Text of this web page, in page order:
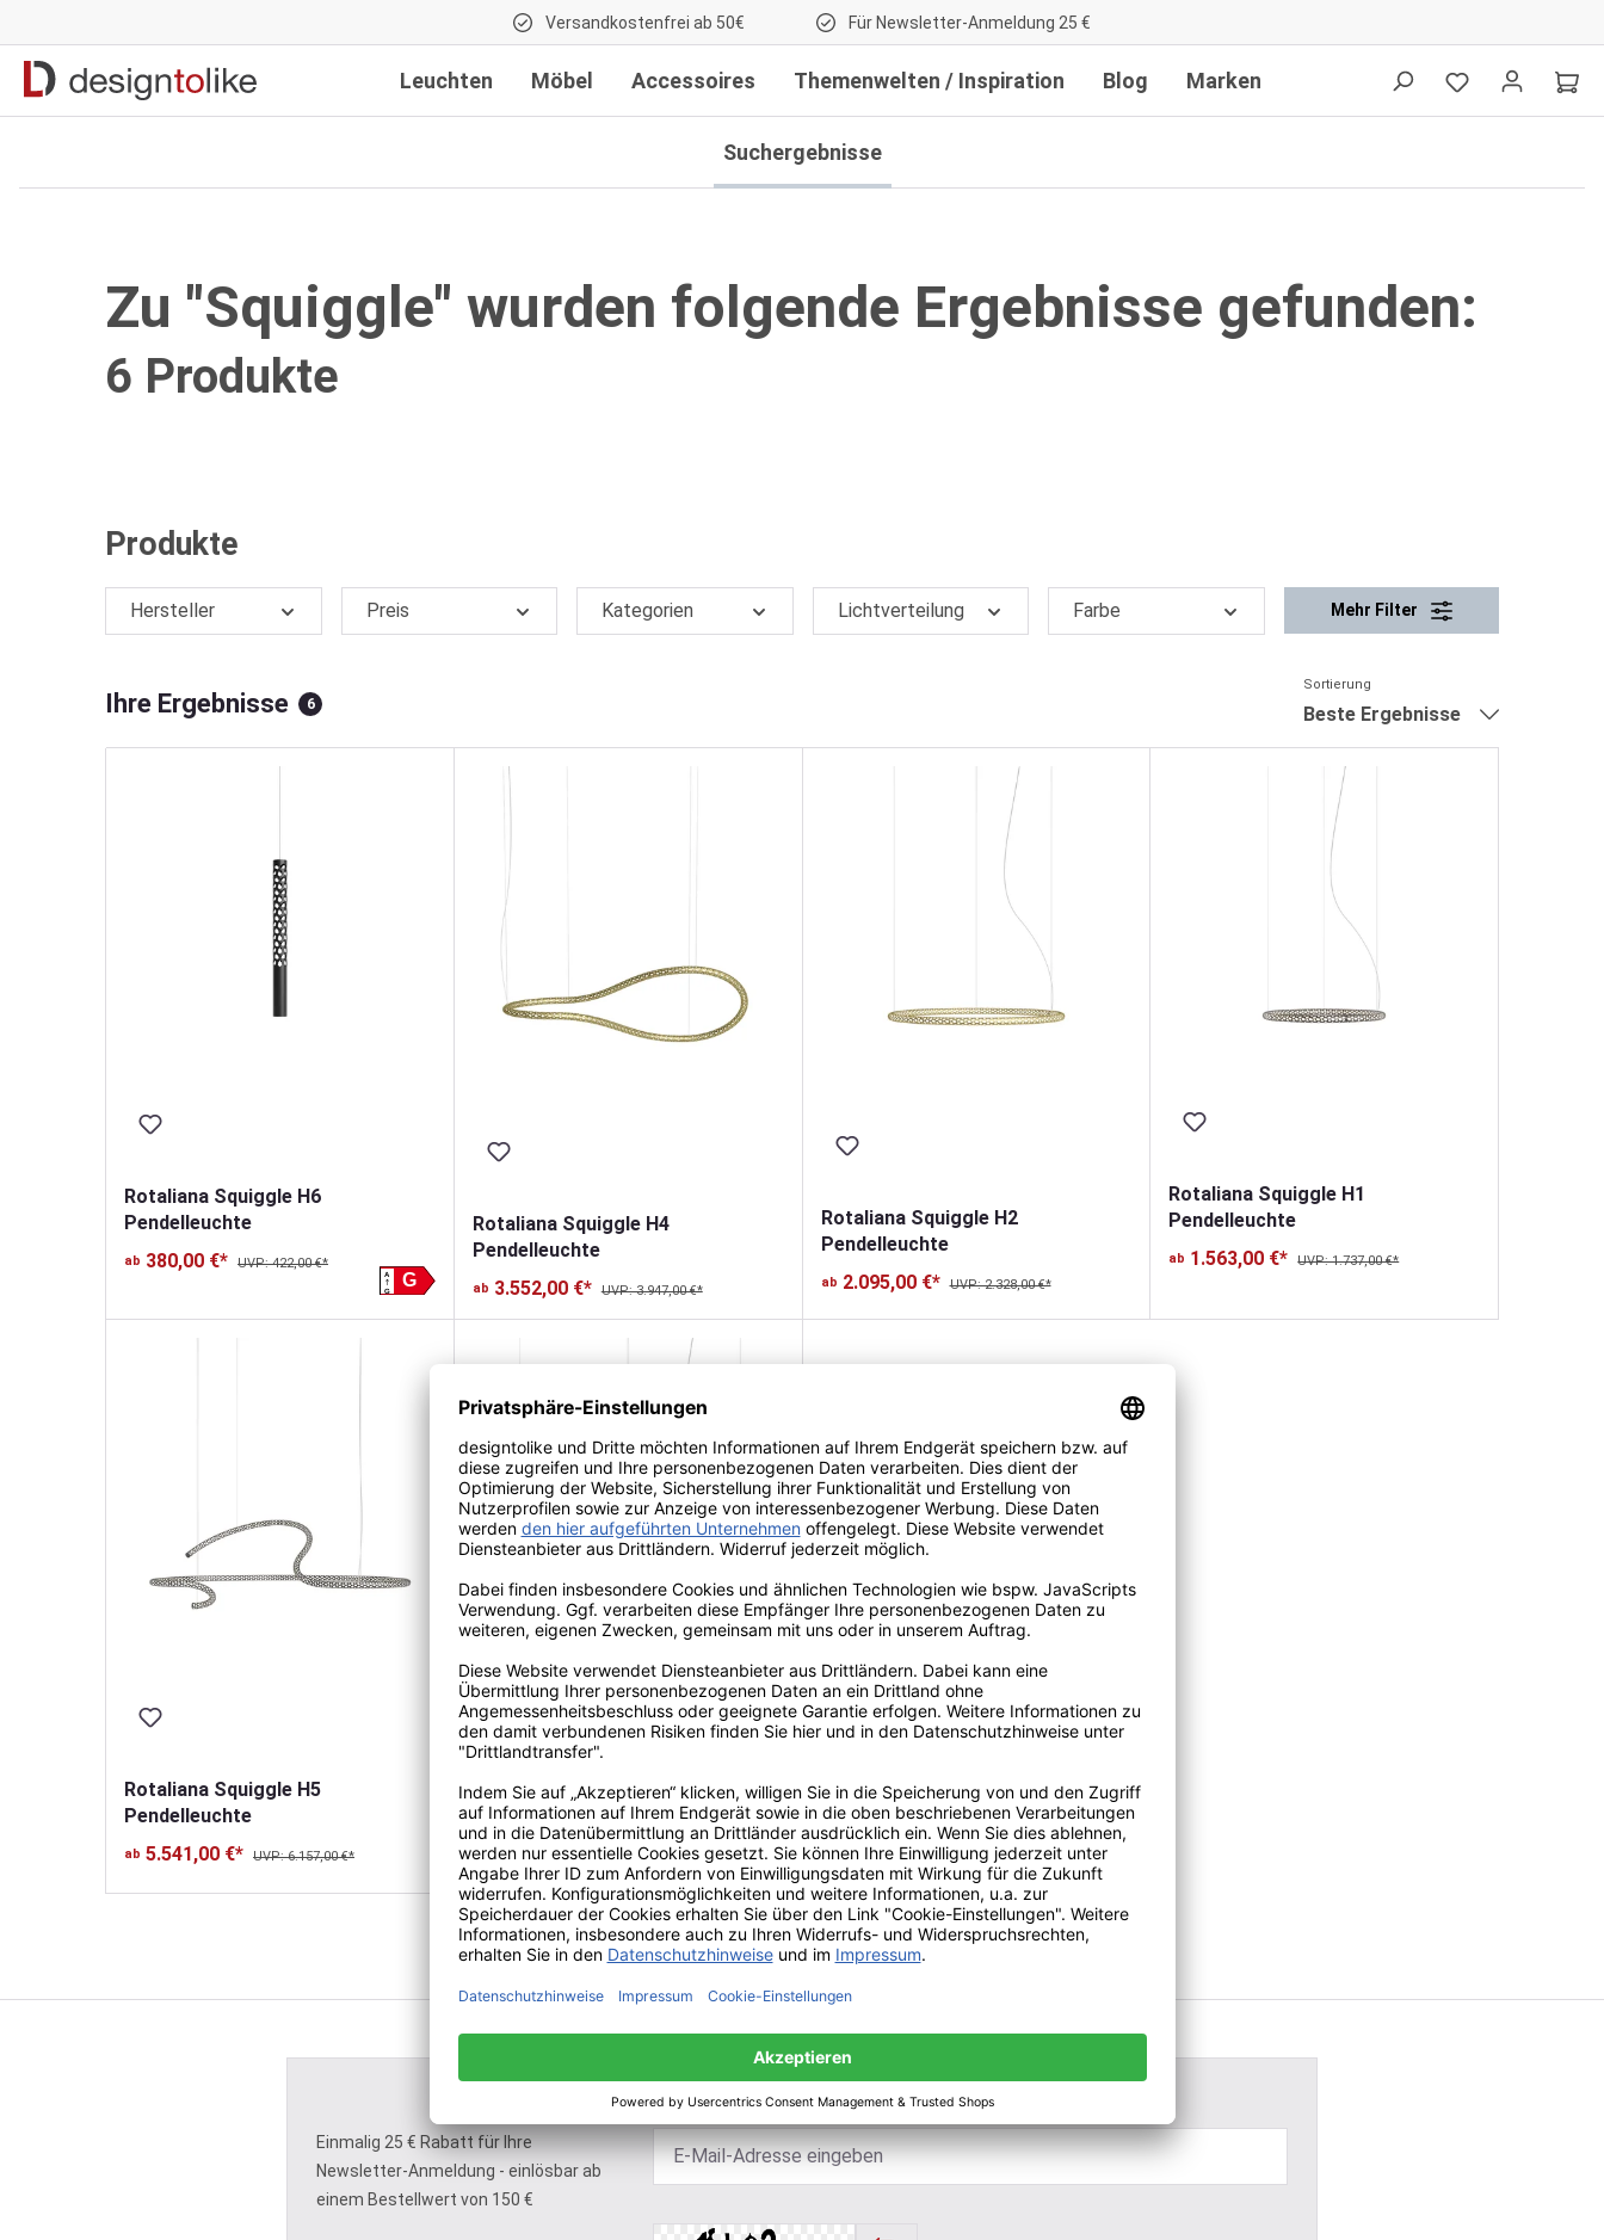
Versandkostenfrei ab 50€ Für Newsletter-Anmeldung 25 €
Leuchten Möbel Accessoires Themenwelten / Inspiration Blog Marken
Suchergebnisse
Zu "Squiggle" wurden folgende Ergebnisse gefunden:
6 Produkte
Produkte
Hersteller Preis Kategorien Lichtverteilung Farbe Mehr Filter
Ihre Ergebnisse 6
Sortierung
Beste Ergebnisse
Rotaliana Squiggle H6
Pendelleuchte
ab 380,00 €* UVP: 422,00 €*
G
A
G
Rotaliana Squiggle H4
Pendelleuchte
ab 3.552,00 €* UVP: 3.947,00 €*
Rotaliana Squiggle H2
Pendelleuchte
ab 2.095,00 €* UVP: 2.328,00 €*
Rotaliana Squiggle H1
Pendelleuchte
ab 1.563,00 €* UVP: 1.737,00 €*
Rotaliana Squiggle H5
Pendelleuchte
ab 5.541,00 €* UVP: 6.157,00 €*
Rotaliana Squiggle H3
Pendelleuchte
ab 2.891,00 €* UVP: 3.212,00 €*
Newsletter
Einmalig 25 € Rabatt für Ihre
Newsletter-Anmeldung - einlösbar ab
einem Bestellwert von 150 €